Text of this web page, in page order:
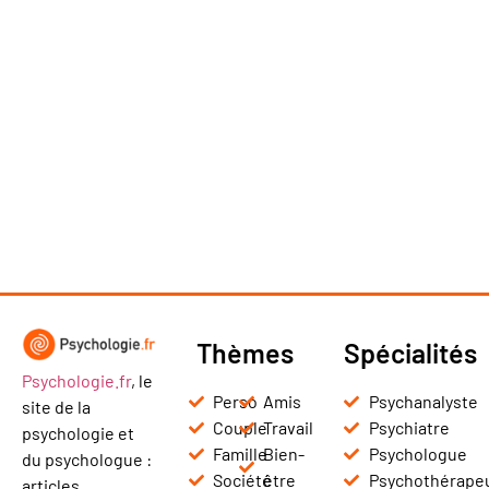
Psychologie.fr, le
site de la
psychologie et
du psychologue :
Thèmes
Perso
Couple
Famille
Société
Amis
Travail
Bien-
être
Spécialités
Psychanalyste
Psychiatre
Psychologue